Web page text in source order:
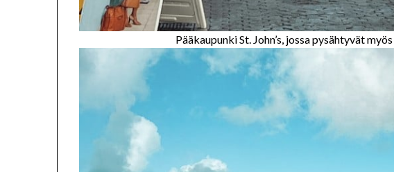
Pääkaupunki St. John’s, jossa pysähtyvät